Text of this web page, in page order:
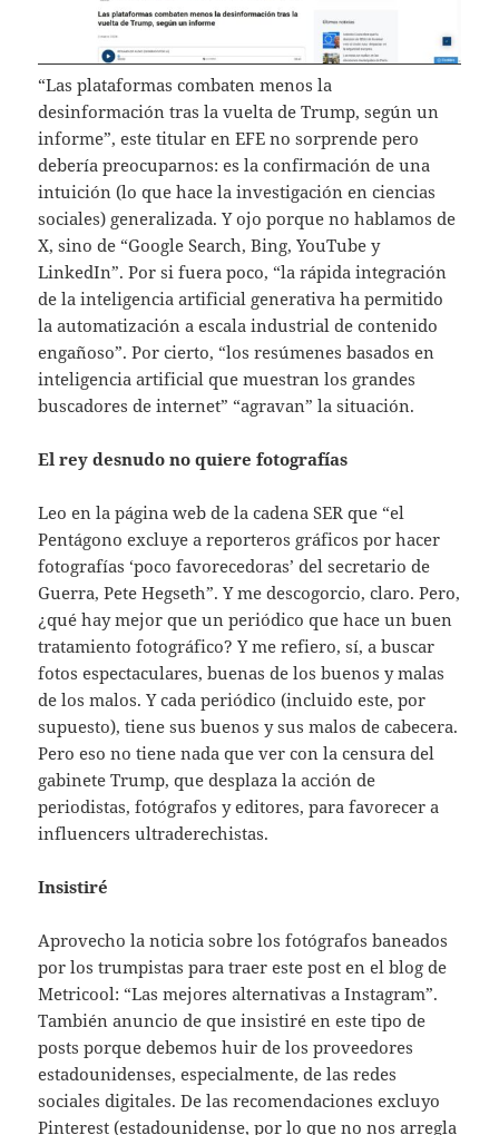
“Las plataformas combaten menos la
desinformación tras la vuelta de Trump, según un
informe”, este titular en EFE no sorprende pero
debería preocuparnos: es la confirmación de una
intuición (lo que hace la investigación en ciencias
sociales) generalizada. Y ojo porque no hablamos de
X, sino de “Google Search, Bing, YouTube y
LinkedIn”. Por si fuera poco, “la rápida integración
de la inteligencia artificial generativa ha permitido
la automatización a escala industrial de contenido
engañoso”. Por cierto, “los resúmenes basados en
inteligencia artificial que muestran los grandes
buscadores de internet” “agravan” la situación.
El rey desnudo no quiere fotografías
Leo en la página web de la cadena SER que “el
Pentágono excluye a reporteros gráficos por hacer
fotografías ‘poco favorecedoras’ del secretario de
Guerra, Pete Hegseth”. Y me descogorcio, claro. Pero,
¿qué hay mejor que un periódico que hace un buen
tratamiento fotográfico? Y me refiero, sí, a buscar
fotos espectaculares, buenas de los buenos y malas
de los malos. Y cada periódico (incluido este, por
supuesto), tiene sus buenos y sus malos de cabecera.
Pero eso no tiene nada que ver con la censura del
gabinete Trump, que desplaza la acción de
periodistas, fotógrafos y editores, para favorecer a
influencers ultraderechistas.
Insistiré
Aprovecho la noticia sobre los fotógrafos baneados
por los trumpistas para traer este post en el blog de
Metricool: “Las mejores alternativas a Instagram”.
También anuncio de que insistiré en este tipo de
posts porque debemos huir de los proveedores
estadounidenses, especialmente, de las redes
sociales digitales. De las recomendaciones excluyo
Pinterest (estadounidense, por lo que no nos arregla